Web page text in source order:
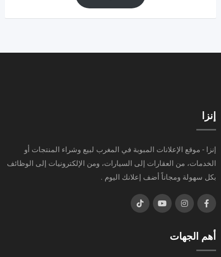
إنزا
إنزا - موقع الإعلانات المبوبة في المغرب لبيع وشراء المنتجات أو
الخدمات، من العقارات إلى السيارات، ومن الإلكترونيات إلى الوظائف
بكل سهولة ومجاناً أضف إعلانك اليوم .
أهم الجهات